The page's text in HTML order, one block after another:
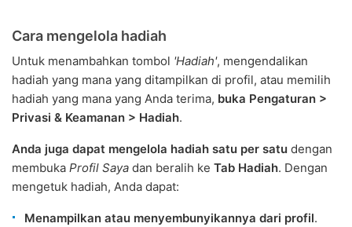
Cara mengelola hadiah
Untuk menambahkan tombol 'Hadiah', mengendalikan
hadiah yang mana yang ditampilkan di profil, atau memilih
hadiah yang mana yang Anda terima, buka Pengaturan >
Privasi & Keamanan > Hadiah.
Anda juga dapat mengelola hadiah satu per satu dengan
membuka Profil Saya dan beralih ke Tab Hadiah. Dengan
mengetuk hadiah, Anda dapat:
Menampilkan atau menyembunyikannya dari profil.